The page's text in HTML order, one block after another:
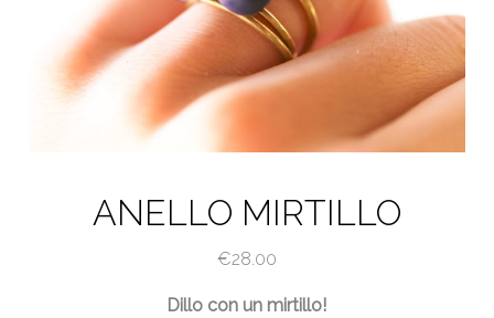
ANELLO MIRTILLO
€28.00
Dillo con un mirtillo!